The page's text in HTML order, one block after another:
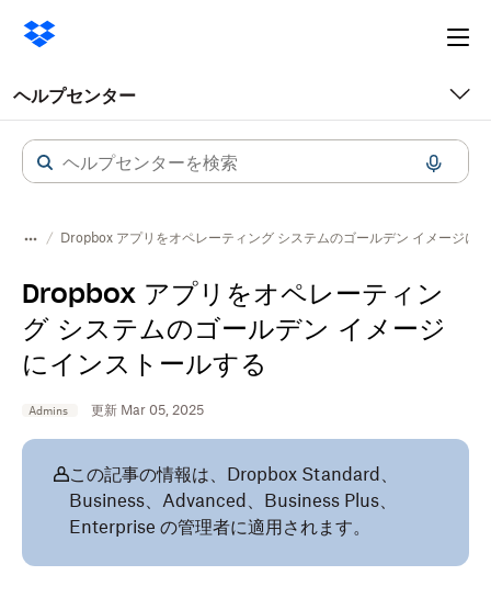
ヘルプセンター
Dropbox アプリをオペレーティング システムのゴールデン イメージに
Dropbox アプリをオペレーティン
グ システムのゴールデン イメージ
にインストールする
Admins 更新 Mar 05, 2025
この記事の情報は、Dropbox Standard、
Business、Advanced、Business Plus、
Enterprise の管理者に適用されます。